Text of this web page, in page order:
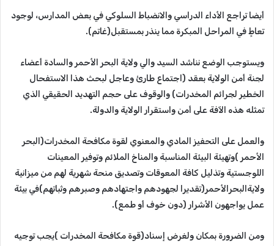
أيضا تراجع الأداء الدراسي والانضباط السلوكي في بعض المدارس، لوجود
تعاطٍ في المراحل المبكرة مما ينذر بمستقبل(غاتم).
ويستوجب الوضع نناشد السيد والي ولاية البحر الأحمر والسادة أعضاء
لجنة أمن الولاية بعقد (اجتماع طارئ وعاجل لبحث هذا الاستفحال
الخطير لجرائم المخدرات) والوقوف على حجم التهديد الحقيقي الذي
تمثله هذه الآفة على أمن واستقرار الولاية والدولة.
والعمل على التحفيز المادي والمعنوي لقوة مكافحة المخدرات(البحر
الأحمر )وتهيئة البيئة المناسبة والمناخ الملائم وتوفير المعينات
اللوجستية وتذليل كافة المعوقات وتصديق منحة شهرية لهم من ميزانية
ولايةالبحرالأحمر(تقديرا لجهودهم واجتهادهم وصبرهم وثباتهم)في بيئة
عمل يواجهون الأشرار (دون خوف أو طمع).
ومن الضرورة بمكان ولغرض إسناد(قوة مكافحة المخدرات )يجب توجيه